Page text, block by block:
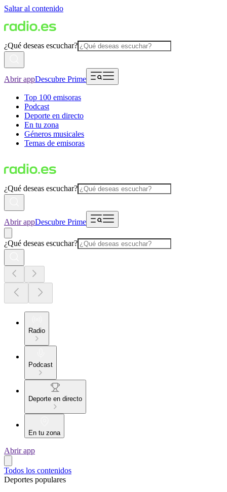
Saltar al contenido
¿Qué deseas escuchar?
Abrir appDescubre Prime
Top 100 emisoras
Podcast
Deporte en directo
En tu zona
Géneros musicales
Temas de emisoras
¿Qué deseas escuchar?
Abrir appDescubre Prime
¿Qué deseas escuchar?
Radio
Podcast
Deporte en directo
En tu zona
Abrir app
Todos los contenidos
Deportes populares